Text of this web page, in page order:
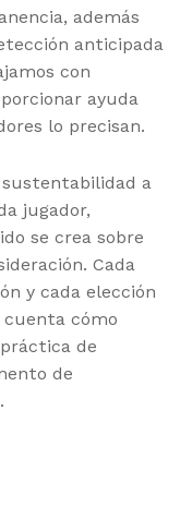
además
anticipada
con
ayuda
lo precisan.
a
jugador,
se crea sobre
Cada
y cada elección
cuenta cómo
de
de